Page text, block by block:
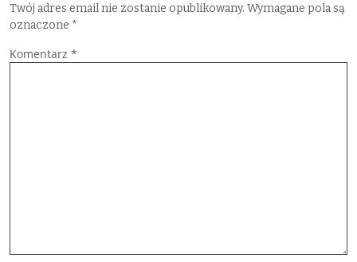
Twój adres email nie zostanie opublikowany. Wymagane pola są
oznaczone *
Komentarz *